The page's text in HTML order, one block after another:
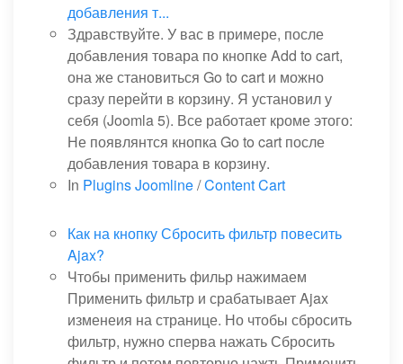
добавления т...
Здравствуйте. У вас в примере, после
добавления товара по кнопке Add to cart,
она же становиться Go to cart и можно
сразу перейти в корзину. Я установил у
себя (Joomla 5). Все работает кроме этого:
Не появлянтся кнопка Go to cart после
добавления товара в корзину.
In Plugins Joomline/Content Cart
Как на кнопку Сбросить фильтр повесить
Ajax?
Чтобы применить фильр нажимаем
Применить фильтр и срабатывает Ajax
изменеия на странице. Но чтобы сбросить
фильтр, нужно сперва нажать Сбросить